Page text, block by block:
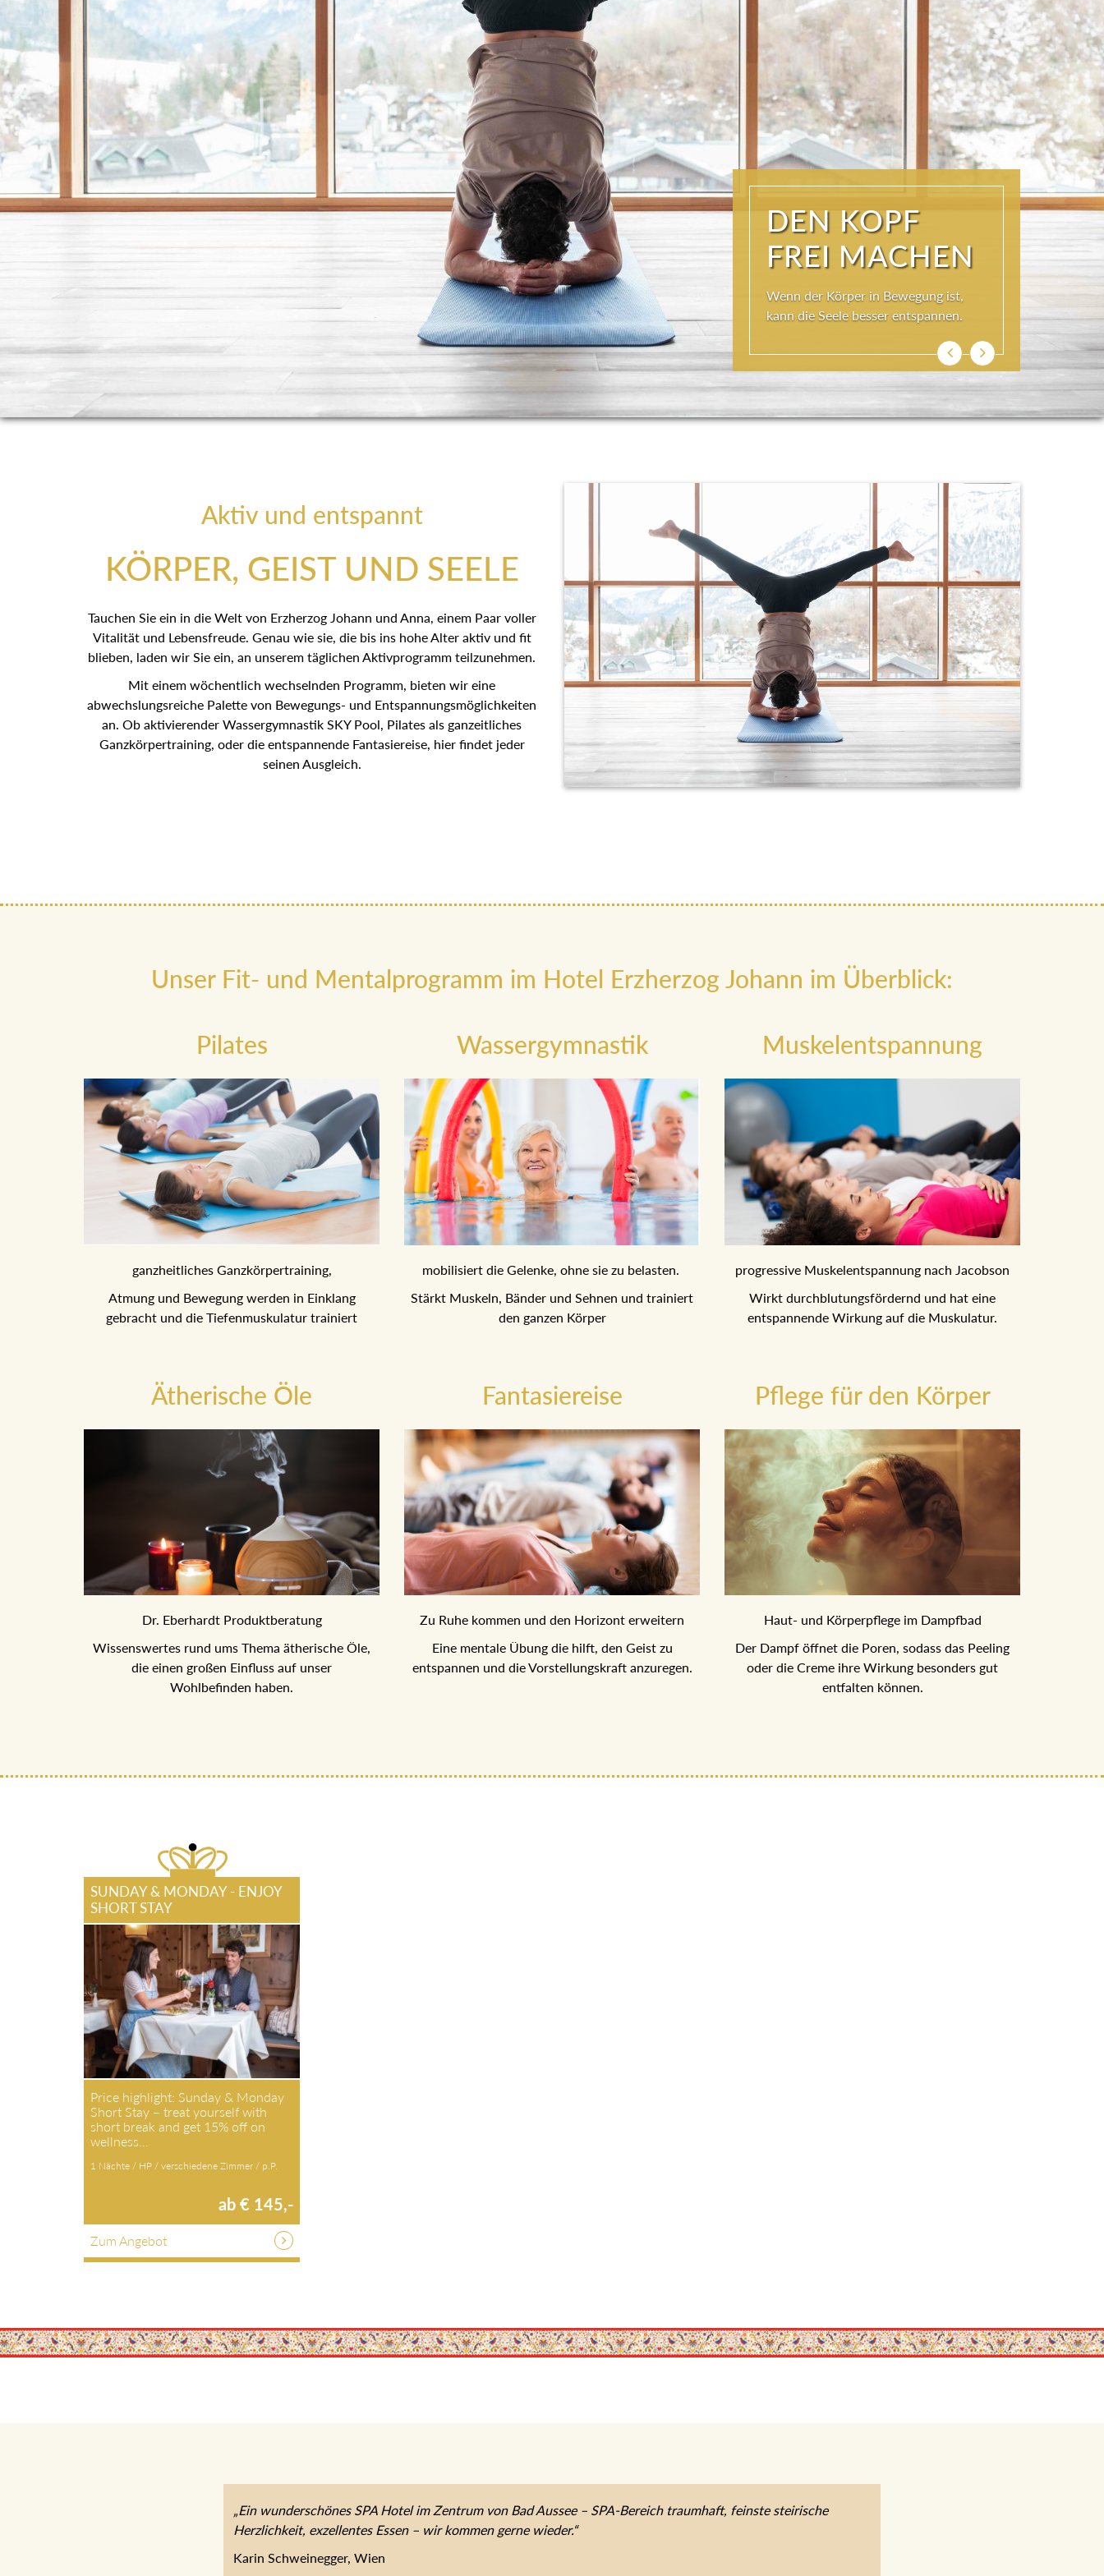
ÜBER DEN
DÄCHERN DER
KURSTADT
Schöner als im SKY SPA kann es im
so viel Himmel wird das Herz ganz
leicht und die Seele weit.
ZurückWeiter
Aktiv und entspannt
KÖRPER, GEIST UND SEELE
Tauchen Sie ein in die Welt von Erzherzog Johann und Anna, einem Paar voller
Vitalität und Lebensfreude. Genau wie sie, die bis ins hohe Alter aktiv und fit
blieben, laden wir Sie ein, an unserem täglichen Aktivprogramm teilzunehmen.
Mit einem wöchentlich wechselnden Programm, bieten wir eine
abwechslungsreiche Palette von Bewegungs- und Entspannungsmöglichkeiten
an. Ob aktivierender Wassergymnastik SKY Pool, Pilates als ganzeitliches
Ganzkörpertraining, oder die entspannende Fantasiereise, hier findet jeder
seinen Ausgleich.
Unser Fit- und Mentalprogramm im Hotel Erzherzog Johann im Überblick:
Pilates
ganzheitliches Ganzkörpertraining,
Atmung und Bewegung werden in Einklang gebracht
und die Tiefenmuskulatur trainiert
Wassergymnastik
mobilisiert die Gelenke, ohne sie zu belasten.
Stärkt Muskeln, Bänder und Sehnen und trainiert
den ganzen Körper
Muskelentspannung
progressive Muskelentspannung nach Jacobson
Wirkt durchblutungsfördernd und hat eine
entspannende Wirkung auf die Muskulatur.
Ätherische Öle
Dr. Eberhardt Produktberatung
Wissenswertes rund ums Thema ätherische Öle, die
einen großen Einfluss auf unser
Wohlbefinden haben.
Fantasiereise
Zu Ruhe kommen und den Horizont erweitern
Eine mentale Übung die hilft, den Geist zu
entspannen und die Vorstellungskraft anzuregen.
Pflege für den Körper
Haut- und Körperpflege im Dampfbad
Der Dampf öffnet die Poren, sodass das Peeling oder
die Creme ihre Wirkung besonders gut entfalten
können.
SUNDAY & MONDAY - ENJOY
SHORT STAY
Price highlight: Sunday & Monday
Short Stay – treat yourself with short
break and get 15% off on wellness…
Zum Angebot
exzellentes Essen – wir kommen gerne wieder.“